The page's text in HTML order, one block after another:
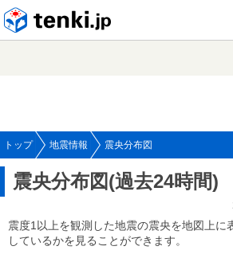
トップ 地震情報 震央分布図
震央分布図(過去24時間)
震度1以上を観測した地震の震央を地図上に
しているかを見ることができます。